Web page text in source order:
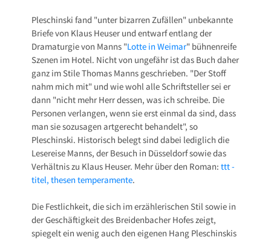
Pleschinski fand "unter bizarren Zufällen" unbekannte
Briefe von Klaus Heuser und entwarf entlang der
Dramaturgie von Manns "Lotte in Weimar" bühnenreife
Szenen im Hotel. Nicht von ungefähr ist das Buch daher
ganz im Stile Thomas Manns geschrieben. "Der Stoff
nahm mich mit" und wie wohl alle Schriftsteller sei er
dann "nicht mehr Herr dessen, was ich schreibe. Die
Personen verlangen, wenn sie erst einmal da sind, dass
man sie sozusagen artgerecht behandelt", so
Pleschinski. Historisch belegt sind dabei lediglich die
Lesereise Manns, der Besuch in Düsseldorf sowie das
Verhältnis zu Klaus Heuser. Mehr über den Roman:ttt -
titel, thesen temperamente.
Die Festlichkeit, die sich im erzählerischen Stil sowie in
der Geschäftigkeit des Breidenbacher Hofes zeigt,
spiegelt ein wenig auch den eigenen Hang Pleschinskis